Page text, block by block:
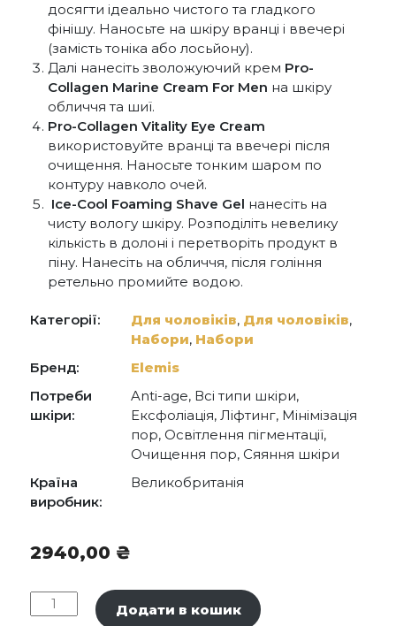
досягти ідеально чистого та гладкого
фінішу. Наносьте на шкіру вранці і ввечері
(замість тоніка або лосьйону).
Далі нанесіть зволожуючий крем Pro-
Collagen Marine Cream For Men на шкіру
обличчя та шиї.
Pro-Collagen Vitality Eye Cream
використовуйте вранці та ввечері після
очищення. Наносьте тонким шаром по
контуру навколо очей.
Ice-Cool Foaming Shave Gel нанесіть на
чисту вологу шкіру. Розподіліть невелику
кількість в долоні і перетворіть продукт в
піну. Нанесіть на обличчя, після гоління
ретельно промийте водою.
Категорії: Для чоловіків, Для чоловіків,
Набори, Набори
Бренд:
Elemis
Потреби
шкіри:
Anti-age, Всі типи шкіри,
Ексфоліація, Ліфтинг, Мінімізація
пор, Освітлення пігментації,
Очищення пор, Сяяння шкіри
Країна
виробник:
Великобританія
2940,00 ₴
Elemis
Kit:
Додати в кошик